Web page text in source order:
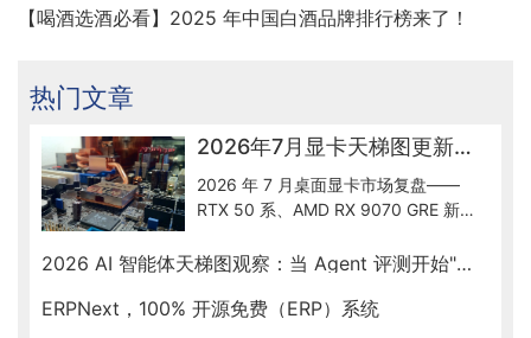
【喝酒选酒必看】2025 年中国白酒品牌排行榜来了！
热门文章
2026年7月显卡天梯图更新解读：50系到底怎么选
2026 年 7 月桌面显卡市场复盘——
RTX 50 系、AMD RX 9070 GRE 新出
Spark ARM SoC 新形态，按预算帮你2026 AI 智能体天梯图观察：当 Agent 评测开始"去滤镜"
ERPNext，100% 开源免费（ERP）系统